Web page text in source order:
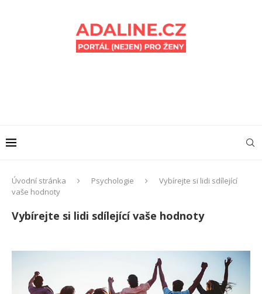
Úvodní stránka Psychologie
Vybírejte si lidi sdílející
vaše hodnoty
Vybírejte si lidi sdílející vaše hodnoty